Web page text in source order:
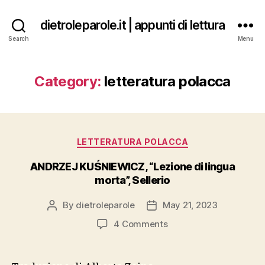
Search
dietroleparole.it | appunti di lettura
Menu
Category: letteratura polacca
Categories
LETTERATURA POLACCA
ANDRZEJ KUŚNIEWICZ, “Lezione di lingua
morta”, Sellerio
Post
By dietroleparole
PostMay 21, 2023
4 Commentson